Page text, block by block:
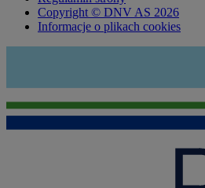
Copyright © DNV AS 2026
Informacje o plikach cookies